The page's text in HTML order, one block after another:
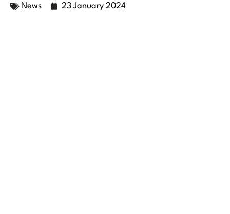
News 23 January 2024